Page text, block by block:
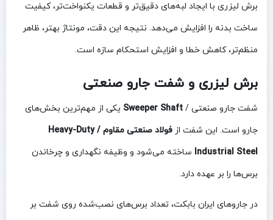
برش لیزری با ایجاد لبه‌های دقیق‌تر و قطعات یکنواخت‌تر، کیفیت
ساخت بدنه را افزایش می‌دهد. نتیجه این دقت، مونتاژ بهتر، ظاهر
منظم‌تر، کاهش خطا و افزایش استحکام سازه است.
برش لیزری و شفت جارو صنعتی
شفت جارو صنعتی / Sweeper Shaft یکی از مهم‌ترین بخش‌های
جارو است. این شفت از
فولاد صنعتی مقاوم / Heavy-Duty
Industrial Steel ساخته می‌شود و وظیفه نگهداری و چرخاندن
برس‌ها را بر عهده دارد.
در جاروهای ایران بابکت، تعداد برس‌های نصب‌شده روی شفت بر